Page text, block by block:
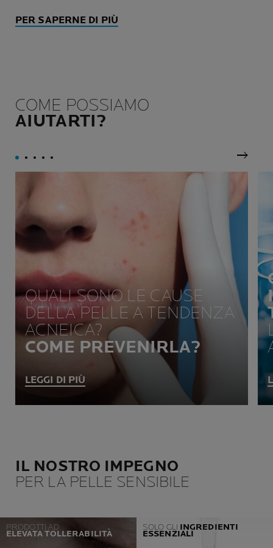
PER SAPERNE DI PIÙ
COME POSSIAMO
AIUTARTI?
QUALI SONO LE CAUSE
DELLA PELLE A TENDENZA
ACNEICA?
COME PREVENIRLA?
LEGGI DI PIÙ
IL NOSTRO IMPEGNO
PER LA PELLE SENSIBILE
PRODOTTI AD
ELEVATA TOLLERABILITÀ
SOLO GLI INGREDIENTI
ESSENZIALI